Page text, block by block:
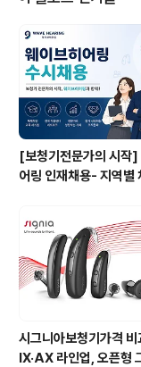
다. 웨이브히어링 부산점
00여명의 보청기 착용자
해 창립 9주년을 맞이해
게 감사의 마음을 전하기
고 전했다. 부산점 유현재
[보청기전문가의 시작]
어링 인재채용- 지역별
시그니아보청기가격 비
IX·AX 라인업, 오픈형